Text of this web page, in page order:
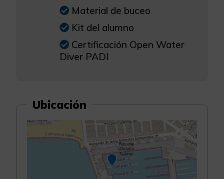
Material de buceo
Kit del alumno
Certificación Open Water
Diver PADI
Ubicación